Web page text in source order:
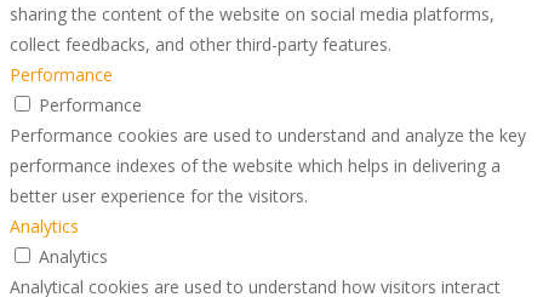
sharing the content of the website on social media platforms,
collect feedbacks, and other third-party features.
Performance
Performance
Performance cookies are used to understand and analyze the key
performance indexes of the website which helps in delivering a
better user experience for the visitors.
Analytics
Analytics
Analytical cookies are used to understand how visitors interact